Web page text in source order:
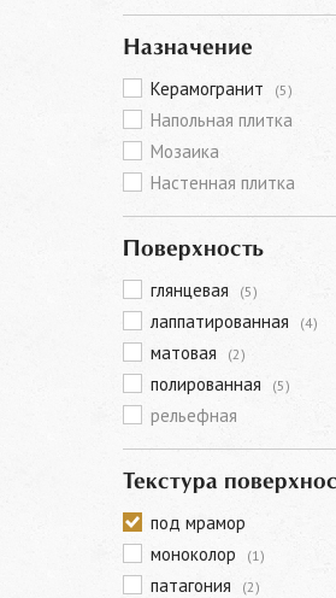
Назначение
Керамогранит (5)
Напольная плитка
Мозаика
Настенная плитка
Поверхность
глянцевая (5)
лаппатированная (4)
матовая (2)
полированная (5)
рельефная
Текстура
под мрамор
моноколор
(1)
патагония (2)